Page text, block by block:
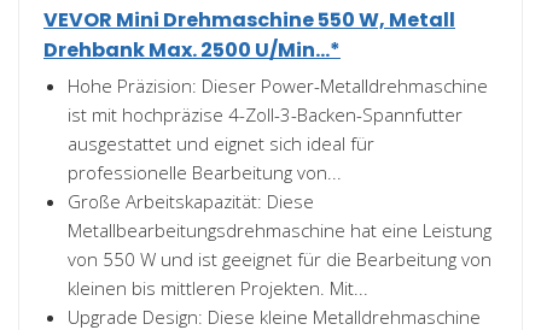
VEVOR Mini Drehmaschine 550 W, Metall
Drehbank Max. 2500 U/Min...*
Hohe Präzision: Dieser Power-Metalldrehmaschine
ist mit hochpräzise 4-Zoll-3-Backen-Spannfutter
ausgestattet und eignet sich ideal für
professionelle Bearbeitung von...
Große Arbeitskapazität: Diese
Metallbearbeitungsdrehmaschine hat eine Leistung
von 550 W und ist geeignet für die Bearbeitung von
kleinen bis mittleren Projekten. Mit...
Upgrade Design: Diese kleine Metalldrehmaschine